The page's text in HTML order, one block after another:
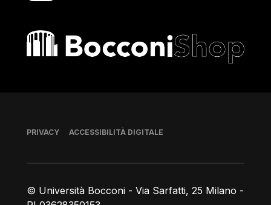
Bocconi shop
© Università Bocconi - Via Sarfatti, 25 Milano -
Piè di pagina
PRIVACY ACCESSIBILITÀ DIGITALE